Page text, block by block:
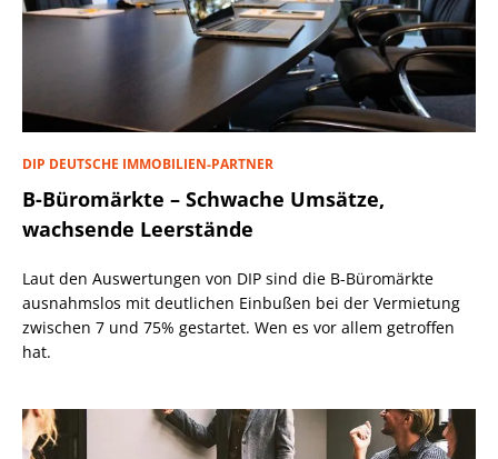
DIP DEUTSCHE IMMOBILIEN-PARTNER
B-Büromärkte – Schwache Umsätze,
wachsende Leerstände
Laut den Auswertungen von DIP sind die B-Büromärkte
ausnahmslos mit deutlichen Einbußen bei der Vermietung
zwischen 7 und 75% gestartet. Wen es vor allem getroffen
hat.